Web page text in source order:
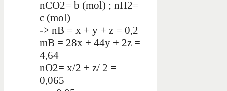
nCO2= b (mol) ; nH2=
c (mol)
-> nB = x + y + z = 0,2
mB = 28x + 44y + 2z =
4,64
nO2= x/2 + z/ 2 =
0,065